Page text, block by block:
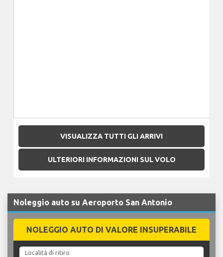
VISUALIZZA TUTTI GLI ARRIVI
ULTERIORI INFORMAZIONI SUL VOLO
Noleggio auto su Aeroporto San Antonio
NOLEGGIO AUTO DI VALORE INSUPERABILE
Località di ritiro